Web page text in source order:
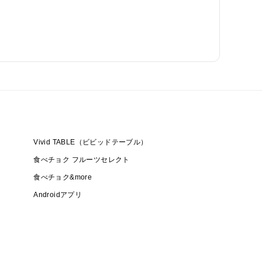
Vivid TABLE（ビビッドテーブル）
食べチョク フルーツセレクト
食べチョク&more
Androidアプリ